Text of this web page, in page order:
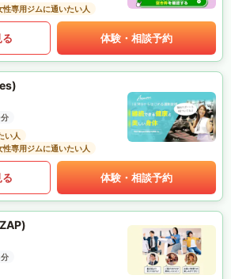
性専用ジムに通いたい人
体験・相談予約
い人
性専用ジムに通いたい人
体験・相談予約